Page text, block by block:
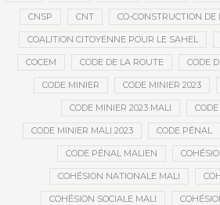
CNSP CNT CO-CONSTRUCTION
COALITION CITOYENNE POUR LE SAHEL
COCEM CODE DE LA ROUTE CODE
CODE MINIER CODE MINIER 2023
CODE MINIER 2023 MALI
CODE MINIER MALI 2023 CODE PÉNAL
CODE PÉNAL MALIEN
COHÉSION NATIONALE MALI
COHÉSION SOCIALE MALI